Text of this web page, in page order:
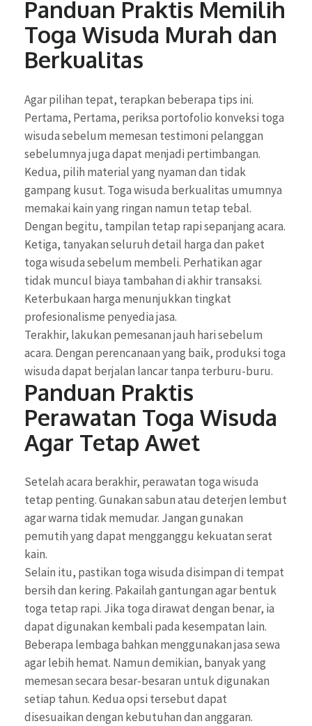
Panduan Praktis Memilih
Toga Wisuda Murah dan
Berkualitas
Agar pilihan tepat, terapkan beberapa tips ini.
Pertama, Pertama, periksa portofolio konveksi toga
wisuda sebelum memesan testimoni pelanggan
sebelumnya juga dapat menjadi pertimbangan.
Kedua, pilih material yang nyaman dan tidak
gampang kusut. Toga wisuda berkualitas umumnya
memakai kain yang ringan namun tetap tebal.
Dengan begitu, tampilan tetap rapi sepanjang acara.
Ketiga, tanyakan seluruh detail harga dan paket
toga wisuda sebelum membeli. Perhatikan agar
tidak muncul biaya tambahan di akhir transaksi.
Keterbukaan harga menunjukkan tingkat
profesionalisme penyedia jasa.
Terakhir, lakukan pemesanan jauh hari sebelum
acara. Dengan perencanaan yang baik, produksi toga
wisuda dapat berjalan lancar tanpa terburu-buru.
Panduan Praktis
Perawatan Toga Wisuda
Agar Tetap Awet
Setelah acara berakhir, perawatan toga wisuda
tetap penting. Gunakan sabun atau deterjen lembut
agar warna tidak memudar. Jangan gunakan
pemutih yang dapat mengganggu kekuatan serat
kain.
Selain itu, pastikan toga wisuda disimpan di tempat
bersih dan kering. Pakailah gantungan agar bentuk
toga tetap rapi. Jika toga dirawat dengan benar, ia
dapat digunakan kembali pada kesempatan lain.
Beberapa lembaga bahkan menggunakan jasa sewa
agar lebih hemat. Namun demikian, banyak yang
memesan secara besar-besaran untuk digunakan
setiap tahun. Kedua opsi tersebut dapat
disesuaikan dengan kebutuhan dan anggaran.